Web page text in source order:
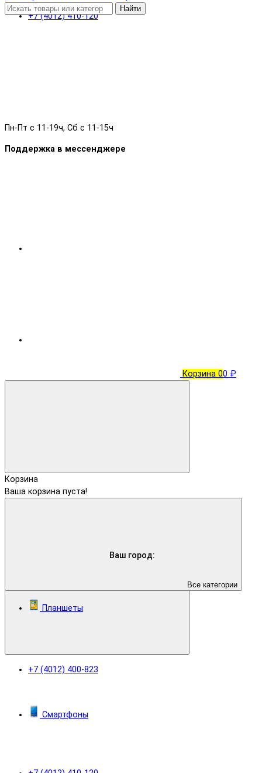
+7 (4012) 410-120
Пн-Пт с 11-19ч, Сб с 11-15ч
Поддержка в мессенджере
Ваш город:
+7 (4012) 400-823
Найти
Корзина 00 ₽
Корзина
Ваша корзина пуста!
Все категории
Планшеты
Смартфоны